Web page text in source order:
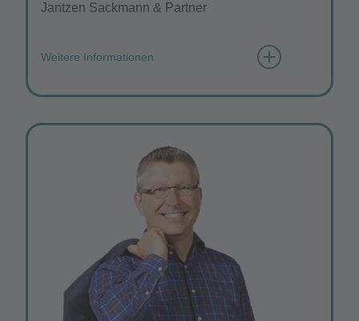
Jantzen Sackmann & Partner
Weitere Informationen
Wie würden Sie sich mit 3 Wörtern
Was ist Ihre Motivation für den Posten?
Teilhabe an unmittelbarer Nachbarschaft.
Welches ist Ihr Lieblingsort im
Technologiepark?
Die Grünflächen der Universität.